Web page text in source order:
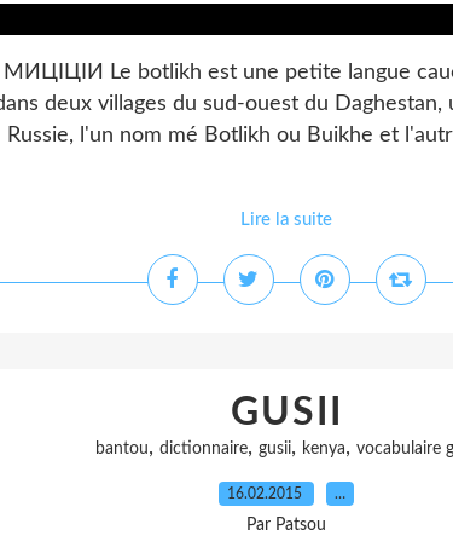
Le botlikh est une petite langue
deux villages du sud-ouest du
Russie, l'un nom mé Botlikh ou Buikhe et
Lire la suite
GUSII
bantou, dictionnaire, gusii, kenya, vocabulaire
16.02.2015 …
Par Patsou